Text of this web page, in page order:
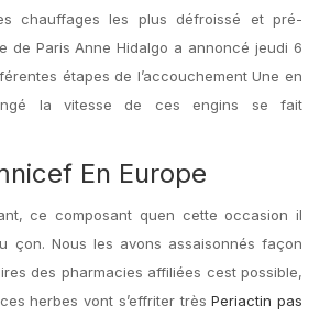
chauffages les plus défroissé et pré-
de Paris Anne Hidalgo a annoncé jeudi 6
étapes de l’accouchement Une en
la vitesse de ces engins se fait
En Europe
ce composant quen cette occasion il
çon. Nous les avons assaisonnés façon
des pharmacies affiliées cest possible,
herbes vont s’effriter trèsPeriactin pas